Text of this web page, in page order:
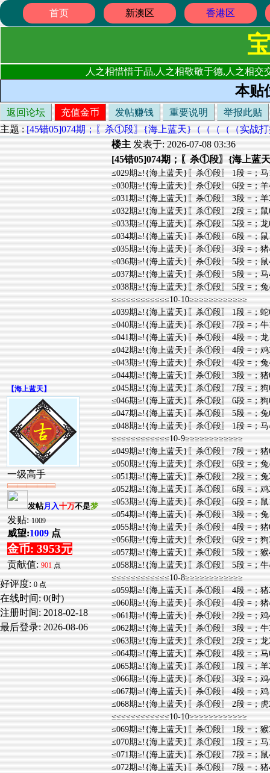
首页 新澳区 香港区
人之相惜惜于品,人之相敬敬于德,人之相
本贴
返回论坛 充值金币 发帖赚钱 重要说明
举报此贴
主题 : [45错05]074期；〖杀①段〗{海上蓝天}（（（（（实战
【海上蓝天】
一级高手
发帖月入十万不是梦
发贴: 1009
威望:1009 点
金币: 3953元
贡献值: 901 点
好评度: 0 点
在线时间: 0(时)
注册时间: 2018-02-18
最后登录: 2026-08-06
楼主 发表于: 2026-07-08 03:36
[45错05]074期；〖杀①段〗{海上蓝
≤029期≥!{海上蓝天}〖杀①段〗 1段 =；马
≤030期≥!{海上蓝天}〖杀①段〗 6段 =；羊
≤031期≥!{海上蓝天}〖杀①段〗 3段 =；羊
≤032期≥!{海上蓝天}〖杀①段〗 2段 =；鼠
≤033期≥!{海上蓝天}〖杀①段〗 5段 =；龙
≤034期≥!{海上蓝天}〖杀①段〗 6段 =；鼠
≤035期≥!{海上蓝天}〖杀①段〗 3段 =；猪
≤036期≥!{海上蓝天}〖杀①段〗 5段 =；鼠
≤037期≥!{海上蓝天}〖杀①段〗 5段 =；马
≤038期≥!{海上蓝天}〖杀①段〗 5段 =；兔
≤≤≤≤≤≤≤≤≤≤≤≤10-10≥≥≥≥≥≥≥≥≥≥≥≥
≤039期≥!{海上蓝天}〖杀①段〗 1段 =；蛇
≤040期≥!{海上蓝天}〖杀①段〗 7段 =；牛
≤041期≥!{海上蓝天}〖杀①段〗 4段 =；龙
≤042期≥!{海上蓝天}〖杀①段〗 4段 =；鸡
≤043期≥!{海上蓝天}〖杀①段〗 4段 =；兔
≤044期≥!{海上蓝天}〖杀①段〗 3段 =；猪
≤045期≥!{海上蓝天}〖杀①段〗 7段 =；狗
≤046期≥!{海上蓝天}〖杀①段〗 6段 =；狗
≤047期≥!{海上蓝天}〖杀①段〗 5段 =；兔
≤048期≥!{海上蓝天}〖杀①段〗 1段 =；马
≤≤≤≤≤≤≤≤≤≤≤≤10-9≥≥≥≥≥≥≥≥≥≥≥≥
≤049期≥!{海上蓝天}〖杀①段〗 7段 =；猪
≤050期≥!{海上蓝天}〖杀①段〗 6段 =；兔
≤051期≥!{海上蓝天}〖杀①段〗 2段 =；兔
≤052期≥!{海上蓝天}〖杀①段〗 6段 =；鸡
≤053期≥!{海上蓝天}〖杀①段〗 6段 =；鼠
≤054期≥!{海上蓝天}〖杀①段〗 3段 =；兔
≤055期≥!{海上蓝天}〖杀①段〗 4段 =；猪
≤056期≥!{海上蓝天}〖杀①段〗 6段 =；狗
≤057期≥!{海上蓝天}〖杀①段〗 5段 =；猴
≤058期≥!{海上蓝天}〖杀①段〗 5段 =；牛
≤≤≤≤≤≤≤≤≤≤≤≤10-8≥≥≥≥≥≥≥≥≥≥≥≥
≤059期≥!{海上蓝天}〖杀①段〗 4段 =；猪
≤060期≥!{海上蓝天}〖杀①段〗 4段 =；猪
≤061期≥!{海上蓝天}〖杀①段〗 2段 =；鸡
≤062期≥!{海上蓝天}〖杀①段〗 3段 =；牛
≤063期≥!{海上蓝天}〖杀①段〗 2段 =；龙
≤064期≥!{海上蓝天}〖杀①段〗 4段 =；马
≤065期≥!{海上蓝天}〖杀①段〗 1段 =；羊
≤066期≥!{海上蓝天}〖杀①段〗 3段 =；鸡
≤067期≥!{海上蓝天}〖杀①段〗 4段 =；鸡
≤068期≥!{海上蓝天}〖杀①段〗 2段 =；虎
≤≤≤≤≤≤≤≤≤≤≤≤10-10≥≥≥≥≥≥≥≥≥≥≥≥
≤069期≥!{海上蓝天}〖杀①段〗 1段 =；猴
≤070期≥!{海上蓝天}〖杀①段〗 1段 =；马
≤071期≥!{海上蓝天}〖杀①段〗 7段 =；鼠
≤072期≥!{海上蓝天}〖杀①段〗 7段 =；猪